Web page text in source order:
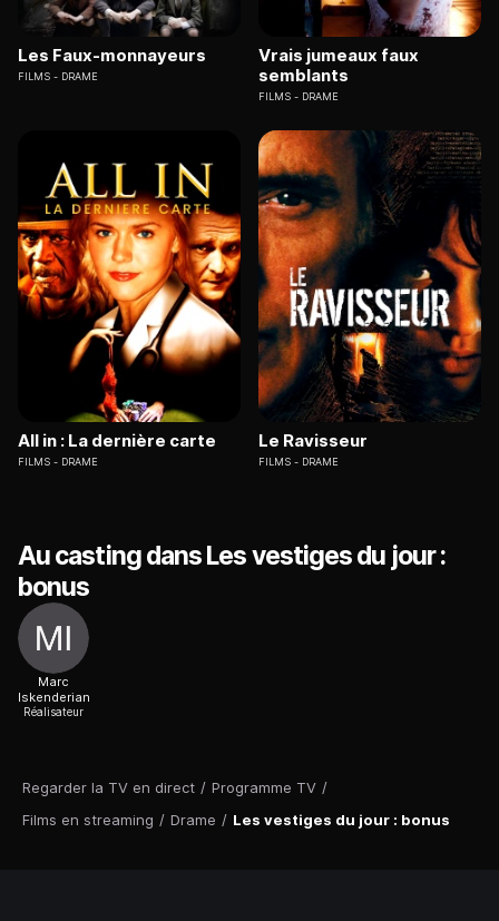
Regarder la TV en direct / Programme TV /
Films en streaming / Drame / Les vestiges du jour : bonus
Les Faux-monnayeurs
FILMS DRAME
Vrais jumeaux faux
semblants
FILMS DRAME
All in : La dernière carte
FILMS DRAME
Le Ravisseur
FILMS DRAME
Au casting dans Les vestiges du jour :
bonus
Marc
Iskenderian
Réalisateur